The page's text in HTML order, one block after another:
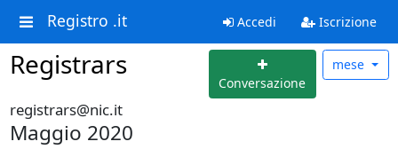
Registro .it Accedi Iscrizione
Registrars
Conversazione
mese
registrars@nic.it
Maggio 2020